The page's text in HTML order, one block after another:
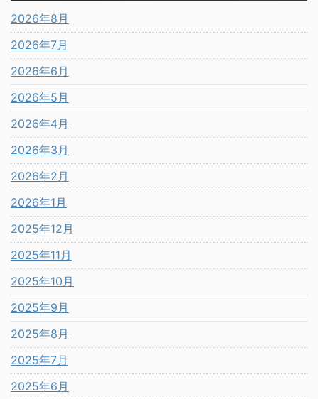
2026年8月
2026年7月
2026年6月
2026年5月
2026年4月
2026年3月
2026年2月
2026年1月
2025年12月
2025年11月
2025年10月
2025年9月
2025年8月
2025年7月
2025年6月